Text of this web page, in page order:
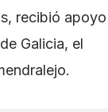
recibió apoyo
Galicia, el